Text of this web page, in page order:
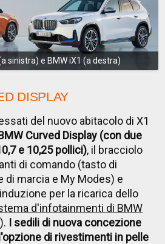
sinistra) e BMW iX1 (a destra)
DISPLAY
del nuovo abitacolo di X1
Curved Display (con due
e 10,25 pollici), il bracciolo
di comando (tasto di
di marcia e My Modes) e
per la ricarica dello
d'infotainmenti di BMW
). I sedili di nuova concezione
di rivestimenti in pelle